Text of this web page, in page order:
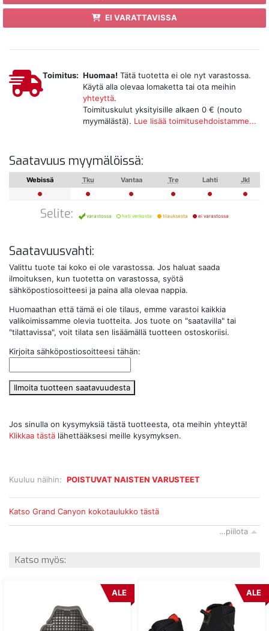
EI VARATTAVISSA
Kuuluu näihin: POISTUVAT NAISTEN VARUSTEET
Toimitus: Huomaa! Tätä tuotetta ei ole nyt varastossa.
Käytä alla olevaa lomaketta tai ota meihin
yhteyttä.
Toimituskulut yksityisille alkaen 0 € (nouto
myymälästä). Lue lisää toimitusehdoistamme...
Saatavuus myymälöissä:
Webissä Tku Vantaa Tre Lahti Jkl
Selite: varastossa heti verkosta tilauksesta ei varastossa
Saatavuusvahti:
Valittu tuote tai koko ei ole varastossa. Jos haluat saada
ilmoituksen, kun tuotetta on varastossa, syötä
sähköpostiosoitteesi ja paina alla olevaa nappia.
Huomaathan että tämä ei ole tilaus, emme varastoi kaikkia
valikoimissamme olevia tuotteita. Jos tuote on "saatavilla" tai
"tilattavissa", voit tilata sen lisäämällä tuotteen ostoskoriisi.
Kirjoita sähköpostiosoitteesi tähän:
Ilmoita tuotteen saatavuudesta
Jos sinulla on kysymyksiä tästä tuotteesta, ota meihin yhteyttä!
Klikkaa tästä lähettääksesi meille kysymyksen.
Katso Grand Canyon kokotaulukko tästä
…piilota
Katso myös:
ALE ALE